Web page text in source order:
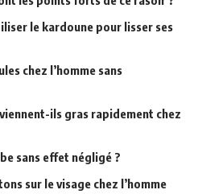
le kardoune pour lisser ses
chez l’homme sans
ils gras rapidement chez
sans effet négligé ?
sur le visage chez l’homme